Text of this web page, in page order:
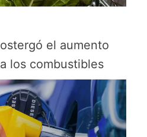
el aumento
los combustibles